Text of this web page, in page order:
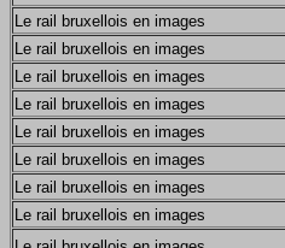
Le rail bruxellois en images
Le rail bruxellois en images
Le rail bruxellois en images
Le rail bruxellois en images
Le rail bruxellois en images
Le rail bruxellois en images
Le rail bruxellois en images
Le rail bruxellois en images